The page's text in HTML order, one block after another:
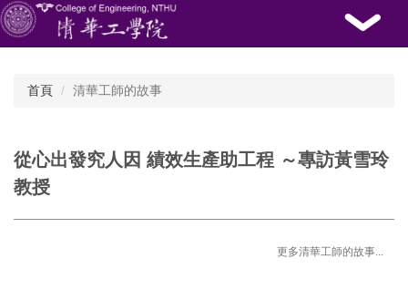
跳
到
主
首頁 清華工師的故事
從心出發究人因 績效生產助工程 ～專訪黃雪玲
教授
更多清華工師的故事...